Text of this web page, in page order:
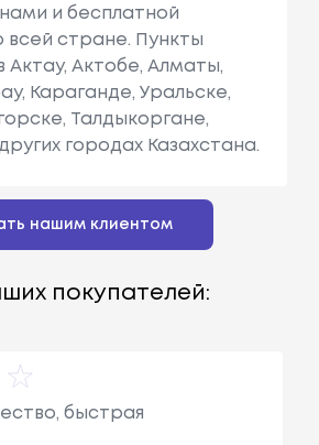
и бесплатной
всей стране. Пункты
Актау, Актобе, Алматы,
Караганде, Уральске,
Талдыкоргане,
городах Казахстана.
нашим клиентом
покупателей:
быстрая